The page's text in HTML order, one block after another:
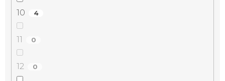
10 4
11 0
12 0